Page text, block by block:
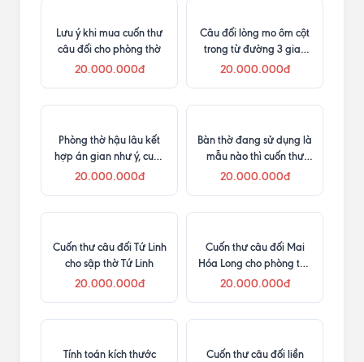
Lưu ý khi mua cuốn thư
câu đối cho phòng thờ
20.000.000đ
Câu đối lòng mo ôm cột
trong từ đường 3 gian
tại Gia Lai
20.000.000đ
Phòng thờ hậu lâu kết
hợp án gian như ý, cuốn
thư câu đối và cửa võng
20.000.000đ
Bàn thờ đang sử dụng là
mẫu nào thì cuốn thư
mẫu tương ứng
20.000.000đ
Cuốn thư câu đối Tứ Linh
cho sập thờ Tứ Linh
20.000.000đ
Cuốn thư câu đối Mai
Hóa Long cho phòng thờ
ngang 4m
20.000.000đ
Tính toán kích thước
Cuốn thư câu đối liền